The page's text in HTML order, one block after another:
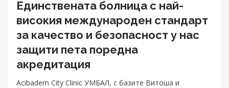
Единствената болница с най-
високия международен стандарт
за качество и безопасност у нас
защити пета поредна
акредитация
Acibadem City Clinic УМБАЛ, с базите Витоша и